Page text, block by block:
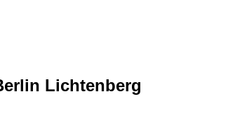
Lichtenberg